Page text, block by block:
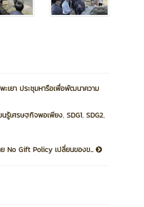
ะเยา ประชุมหารือเพื่อพัฒนาความ
นรู้เศรษฐกิจพอเพียง, SDG1, SDG2,
No Gift Policy เปลี่ยนของข...